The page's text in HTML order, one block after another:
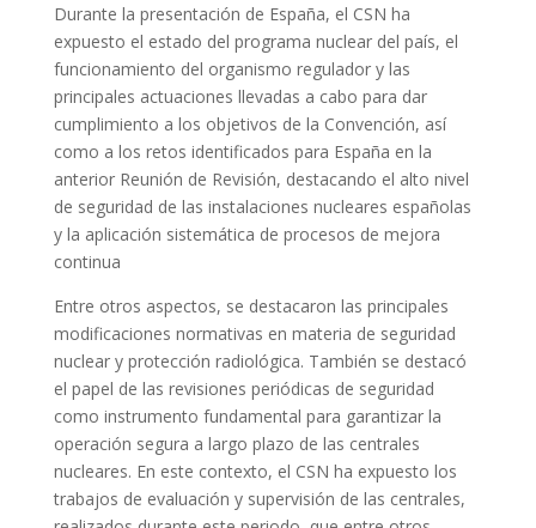
Durante la presentación de España, el CSN ha
expuesto el estado del programa nuclear del país, el
funcionamiento del organismo regulador y las
principales actuaciones llevadas a cabo para dar
cumplimiento a los objetivos de la Convención, así
como a los retos identificados para España en la
anterior Reunión de Revisión, destacando el alto nivel
de seguridad de las instalaciones nucleares españolas
y la aplicación sistemática de procesos de mejora
continua
Entre otros aspectos, se destacaron las principales
modificaciones normativas en materia de seguridad
nuclear y protección radiológica. También se destacó
el papel de las revisiones periódicas de seguridad
como instrumento fundamental para garantizar la
operación segura a largo plazo de las centrales
nucleares. En este contexto, el CSN ha expuesto los
trabajos de evaluación y supervisión de las centrales,